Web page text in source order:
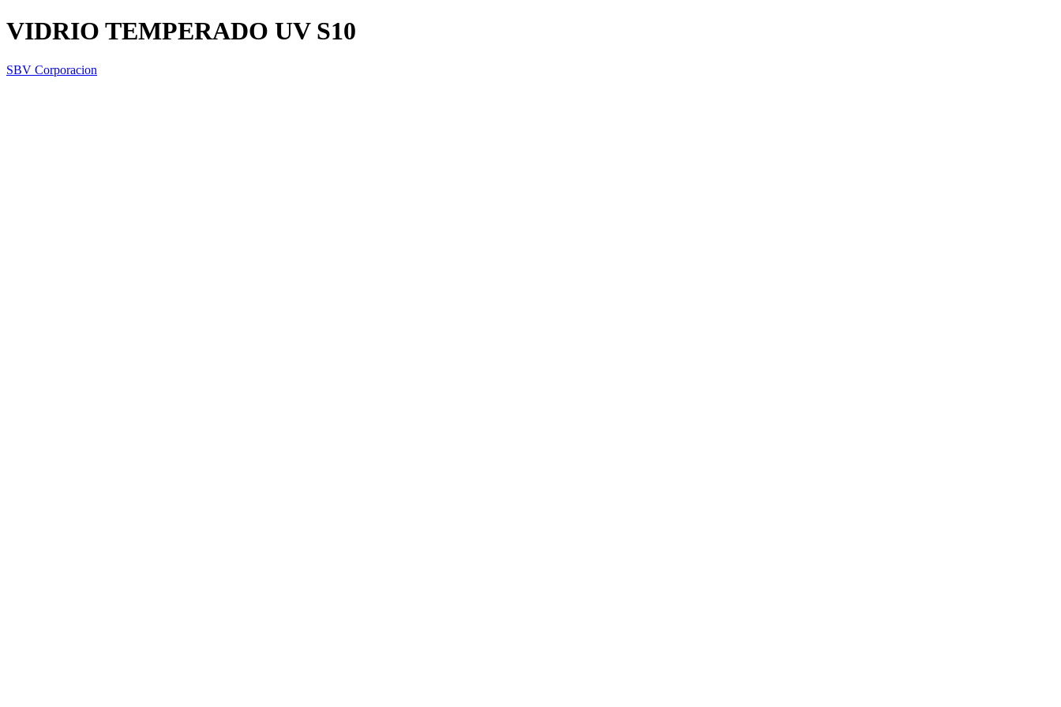
VIDRIO TEMPERADO UV S10
SBV Corporacion